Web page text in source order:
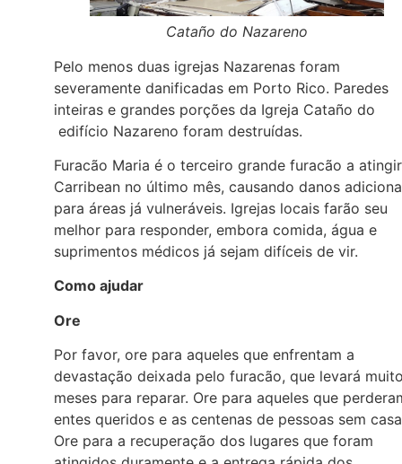
Cataño do Nazareno
Pelo menos duas igrejas Nazarenas foram
severamente danificadas em Porto Rico. Paredes
inteiras e grandes porções da Igreja Cataño do
edifício Nazareno foram destruídas.
Furacão Maria é o terceiro grande furacão a
Carribean no último mês, causando danos
para áreas já vulneráveis. Igrejas locais farão seu
melhor para responder, embora comida, água e
suprimentos médicos já sejam difíceis de vir.
Como ajudar
Ore
Por favor, ore para aqueles que enfrentam a
devastação deixada pelo furacão, que levará
meses para reparar. Ore para aqueles que
entes queridos e as centenas de pessoas sem
Ore para a recuperação dos lugares que foram